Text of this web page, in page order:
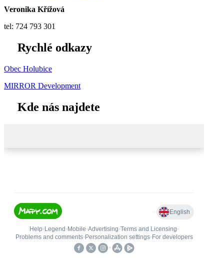
Veronika Křížová
tel: 724 793 301
Rychlé odkazy
Obec Holubice
MIRROR Development
Kde nás najdete